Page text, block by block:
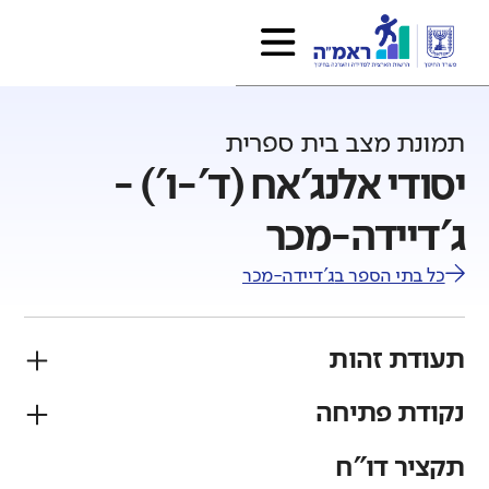
תמונת מצב בית ספרית
יסודי אלנג'אח (ד'-ו') -
ג'דיידה-מכר
כל בתי הספר בג'דיידה-מכר
תעודת זהות
פיקוח
נקודת פתיחה
תקציר דו"ח